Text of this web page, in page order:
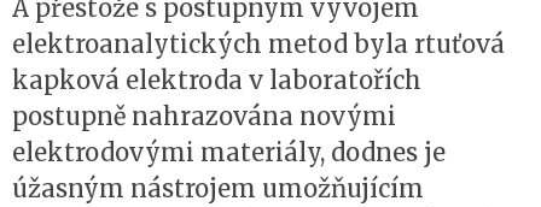
A přestože s postupným vývojem
elektroanalytických metod byla rtuťová
kapková elektroda v laboratořích
postupně nahrazována novými
elektrodovými materiály, dodnes je
úžasným nástrojem umožňujícím